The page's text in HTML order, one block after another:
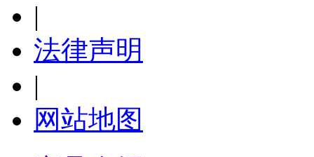
|
法律声明
|
网站地图